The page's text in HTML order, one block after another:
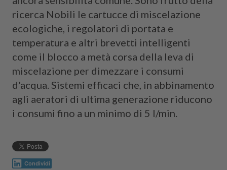
ricerca Nobili le cartucce di miscelazione
ecologiche, i regolatori di portata e
temperatura e altri brevetti intelligenti
come il blocco a metà corsa della leva di
miscelazione per dimezzare i consumi
d'acqua. Sistemi efficaci che, in abbinamento
agli aeratori di ultima generazione riducono
i consumi fino a un minimo di 5 l/min.
Condividi